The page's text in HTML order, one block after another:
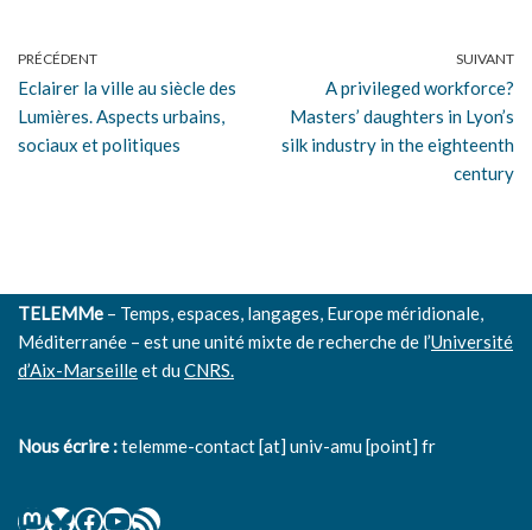
PRÉCÉDENT
Eclairer la ville au siècle des
Lumières. Aspects urbains,
sociaux et politiques
SUIVANT
A privileged workforce?
Masters’ daughters in Lyon’s
silk industry in the eighteenth
century
TELEMMe – Temps, espaces, langages, Europe méridionale,
Méditerranée – est une unité mixte de recherche de l’Université
d’Aix-Marseilleet duCNRS.
Nous écrire :telemme-contact [at] univ-amu [point] fr